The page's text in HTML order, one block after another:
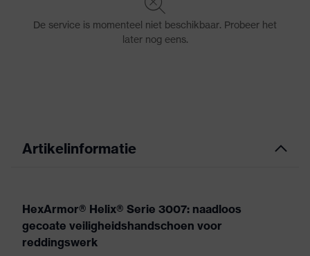
Artikelinformatie
HexArmor® Helix® Serie 3007: naadloos
gecoate veiligheidshandschoen voor
reddingswerk